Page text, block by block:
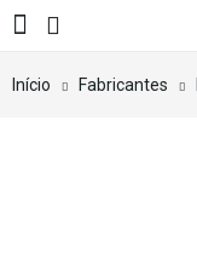
Início Fabricantes